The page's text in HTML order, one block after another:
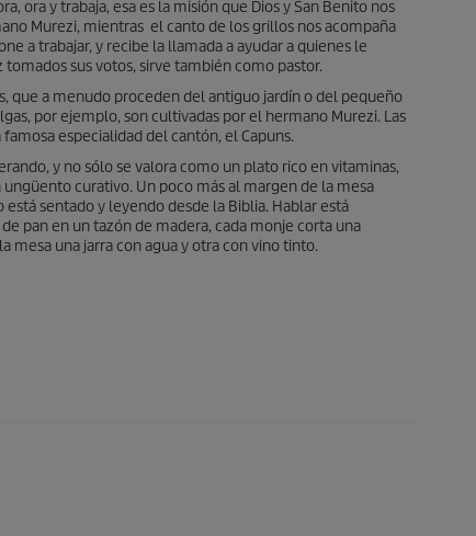
ora y trabaja, esa es la misión que Dios y San Benito nos
Murezi, mientras el canto de los grillos nos acompaña
a trabajar, y recibe la llamada a ayudar a quienes le
tomados sus votos, sirve también como pastor.
que a menudo proceden del antiguo jardín o del pequeño
por ejemplo, son cultivadas por el hermano Murezi. Las
especialidad del cantón, el Capuns.
y no sólo se valora como un plato rico en vitaminas,
curativo. Un poco más al margen de la mesa
sentado y leyendo desde la Biblia. Hablar está
pan en un tazón de madera, cada monje corta una
mesa una jarra con agua y otra con vino tinto.